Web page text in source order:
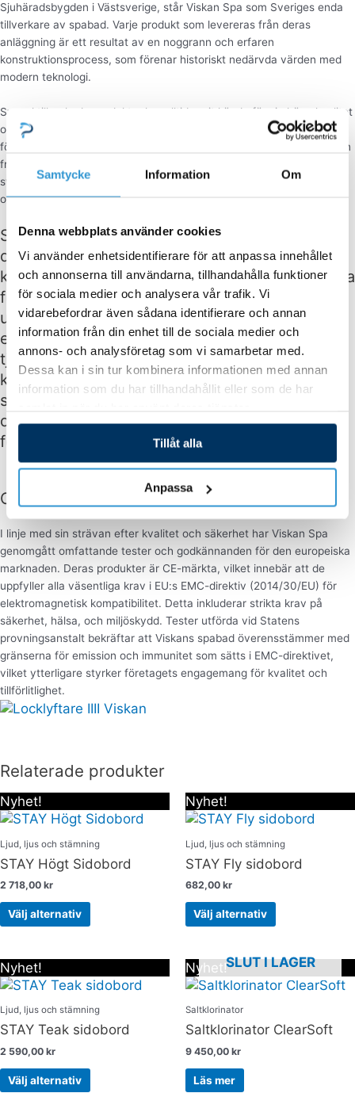
Samtycke Information Om
Denna webbplats använder cookies
Vi använder enhetsidentifierare för att anpassa innehållet
och annonserna till användarna, tillhandahålla funktioner
för sociala medier och analysera vår trafik. Vi
vidarebefordrar även sådana identifierare och annan
information från din enhet till de sociala medier och
annons- och analysföretag som vi samarbetar med.
Dessa kan i sin tur kombinera informationen med annan
information som du har tillhandahållit eller som de har
Tillåt alla
Anpassa
Sjuhäradsbygden i Västsverige, står Viskan Spa som Sveriges enda
tillverkare av spabad. Varje produkt som levereras från deras
anläggning är ett resultat av en noggrann och erfaren
konstruktionsprocess, som förenar historiskt nedärvda värden med
modern teknologi.
Svensktillverkade produkter har alltid varit kända för sin höga kvalitet
och användarvänlighet, ett arv som Viskan Spa stolt fortsätter att
förvalta och utveckla. Deras engagemang för kvalitet och innovation
framgår tydligt i hur deras spabad är anpassade för de utmanande
svenska förhållandena, där temperaturvariationerna mellan vinter
och sommar kan vara extremt stora.
Spabad för svenska förhållanden För att tackla
de särskilda utmaningarna med det svenska
klimatet – inte minst den bitande kylan, den råa
fukten och kraftiga vinden – har Viskan Spa
utformat sina spabad med flera unika
egenskaper. Dessa innefattar marknadens
tjockaste skal, djupare sittdjup än
konkurrenterna, en avancerad reningsprocess
som gör vattnet renare än dricksvatten, ett
driftsäkert styrsystem, samt välisolerade lock
för att minimera värmeförlust.
CE-märkta och testade spabad
I linje med sin strävan efter kvalitet och säkerhet har Viskan Spa
genomgått omfattande tester och godkännanden för den europeiska
marknaden. Deras produkter är CE-märkta, vilket innebär att de
uppfyller alla väsentliga krav i EU:s EMC-direktiv (2014/30/EU) för
elektromagnetisk kompatibilitet. Detta inkluderar strikta krav på
säkerhet, hälsa, och miljöskydd. Tester utförda vid Statens
provningsanstalt bekräftar att Viskans spabad överensstämmer med
gränserna för emission och immunitet som sätts i EMC-direktivet,
vilket ytterligare styrker företagets engagemang för kvalitet och
tillförlitlighet.
Relaterade produkter
Nyhet!
Ljud, ljus och stämning
STAY Högt Sidobord
2 718,00 kr
Välj alternativ
Den
här
har
flera
varianter.
De
olika
kan
väljas
på
produktsidan
Nyhet!
Ljud, ljus och stämning
STAY Fly sidobord
682,00 kr
Välj alternativ
Den
här
har
flera
varianter.
De
olika
kan
väljas
på
produktsidan
Nyhet!
Ljud, ljus och stämning
STAY Teak sidobord
2 590,00 kr
Välj alternativ
Den
här
har
flera
varianter.
De
olika
Nyhet!SLUT I LAGER
Saltklorinator
Saltklorinator ClearSoft
9 450,00 kr
Läs mer